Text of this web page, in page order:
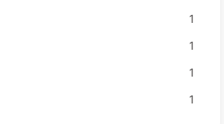
1
1
1
1